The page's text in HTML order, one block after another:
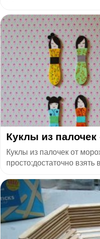
Куклы из
Куклы из палочек от
просто:достаточно